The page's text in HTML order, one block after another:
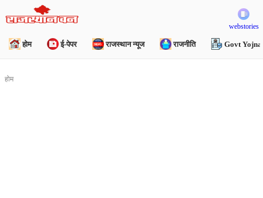
webstories
होम ई-पेपर राजस्थान न्यूज राजनीति Govt Yojna
होम